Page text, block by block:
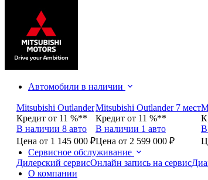
Автомобили в наличии
Mitsubishi Outlander
Кредит от 11 %**
В наличии 8 авто
Цена от 1 145 000 ₽
Mitsubishi Outlander 7 мест
Кредит от 11 %**
В наличии 1 авто
Цена от 2 599 000 ₽
В
Сервисное обслуживание
Дилерский сервисОнлайн запись на сервис
О компании